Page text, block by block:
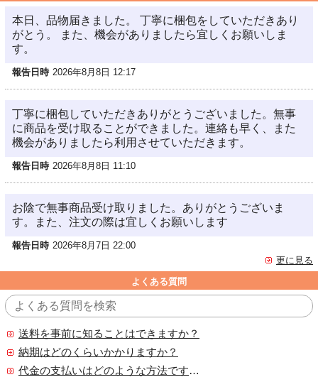
本日、品物届きました。 丁寧に梱包をしていただきあり
がとう。 また、機会がありましたら宜しくお願いしま
す。
報告日時 2026年8月8日 12:17
丁寧に梱包していただきありがとうございました。無事
に商品を受け取ることができました。連絡も早く、また
機会がありましたら利用させていただきます。
報告日時 2026年8月8日 11:10
お陰で無事商品受け取りました。ありがとうございま
す。また、注文の際は宜しくお願いします
報告日時 2026年8月7日 22:00
更に見る
よくある質問
送料を事前に知ることはできますか？
納期はどのくらいかかりますか？
代金の支払いはどのような方法ですか？